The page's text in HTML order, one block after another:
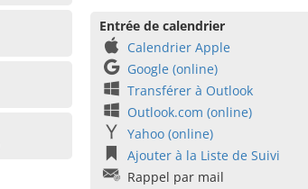
Entrée de calendrier
Calendrier Apple
Google (online)
Transférer à Outlook
Outlook.com (online)
Yahoo (online)
Ajouter à la Liste de Suivi
Rappel par mail